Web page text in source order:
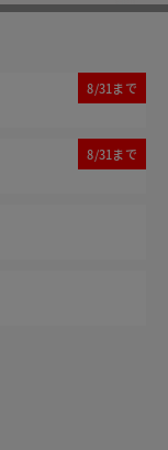
8/31まで
8/31まで